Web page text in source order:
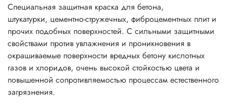
Специальная защитная краска для бетона,
штукатурки, цементно-стружечных, фиброцементных плит и
прочих подобных поверхностей. С сильными защитными
свойствами против увлажнения и проникновения в
окрашиваемые поверхности вредных бетону кислотных
газов и хлоридов, очень высокой стойкостью цвета и
повышенной сопротивляемостью процессам естественного
загрязнения.